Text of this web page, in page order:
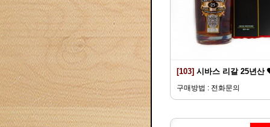
[103] 시바스 리갈 25년산
구매방법 : 전화문의